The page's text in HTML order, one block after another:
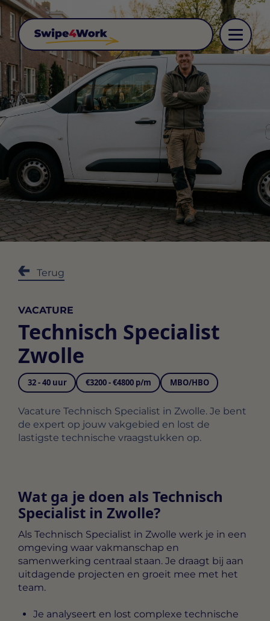
Terug
VACATURE
Technisch Specialist
Zwolle
32 - 40 uur €3200 - €4800 p/m MBO/HBO
Vacature Technisch Specialist in Zwolle. Je bent
de expert op jouw vakgebied en lost de
lastigste technische vraagstukken op.
Wat ga je doen als Technisch
Specialist in Zwolle?
Als Technisch Specialist in Zwolle werk je in een
omgeving waar vakmanschap en
samenwerking centraal staan. Je draagt bij aan
uitdagende projecten en groeit mee met het
team.
Je analyseert en lost complexe technische